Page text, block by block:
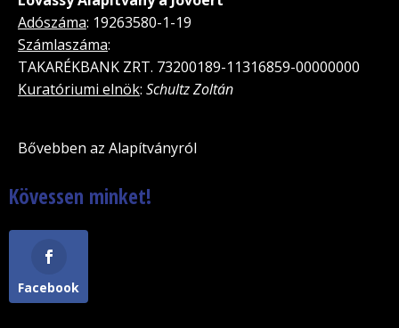
Adószáma: 19263580-1-19
Számlaszáma:
TAKARÉKBANK ZRT. 73200189-11316859-00000000
Kuratóriumi elnök: Schultz Zoltán
Bővebben az Alapítványról
Kövessen minket!
Facebook